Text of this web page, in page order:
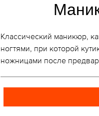
Классический маникюр,
ногтями, при которой
ножницами после